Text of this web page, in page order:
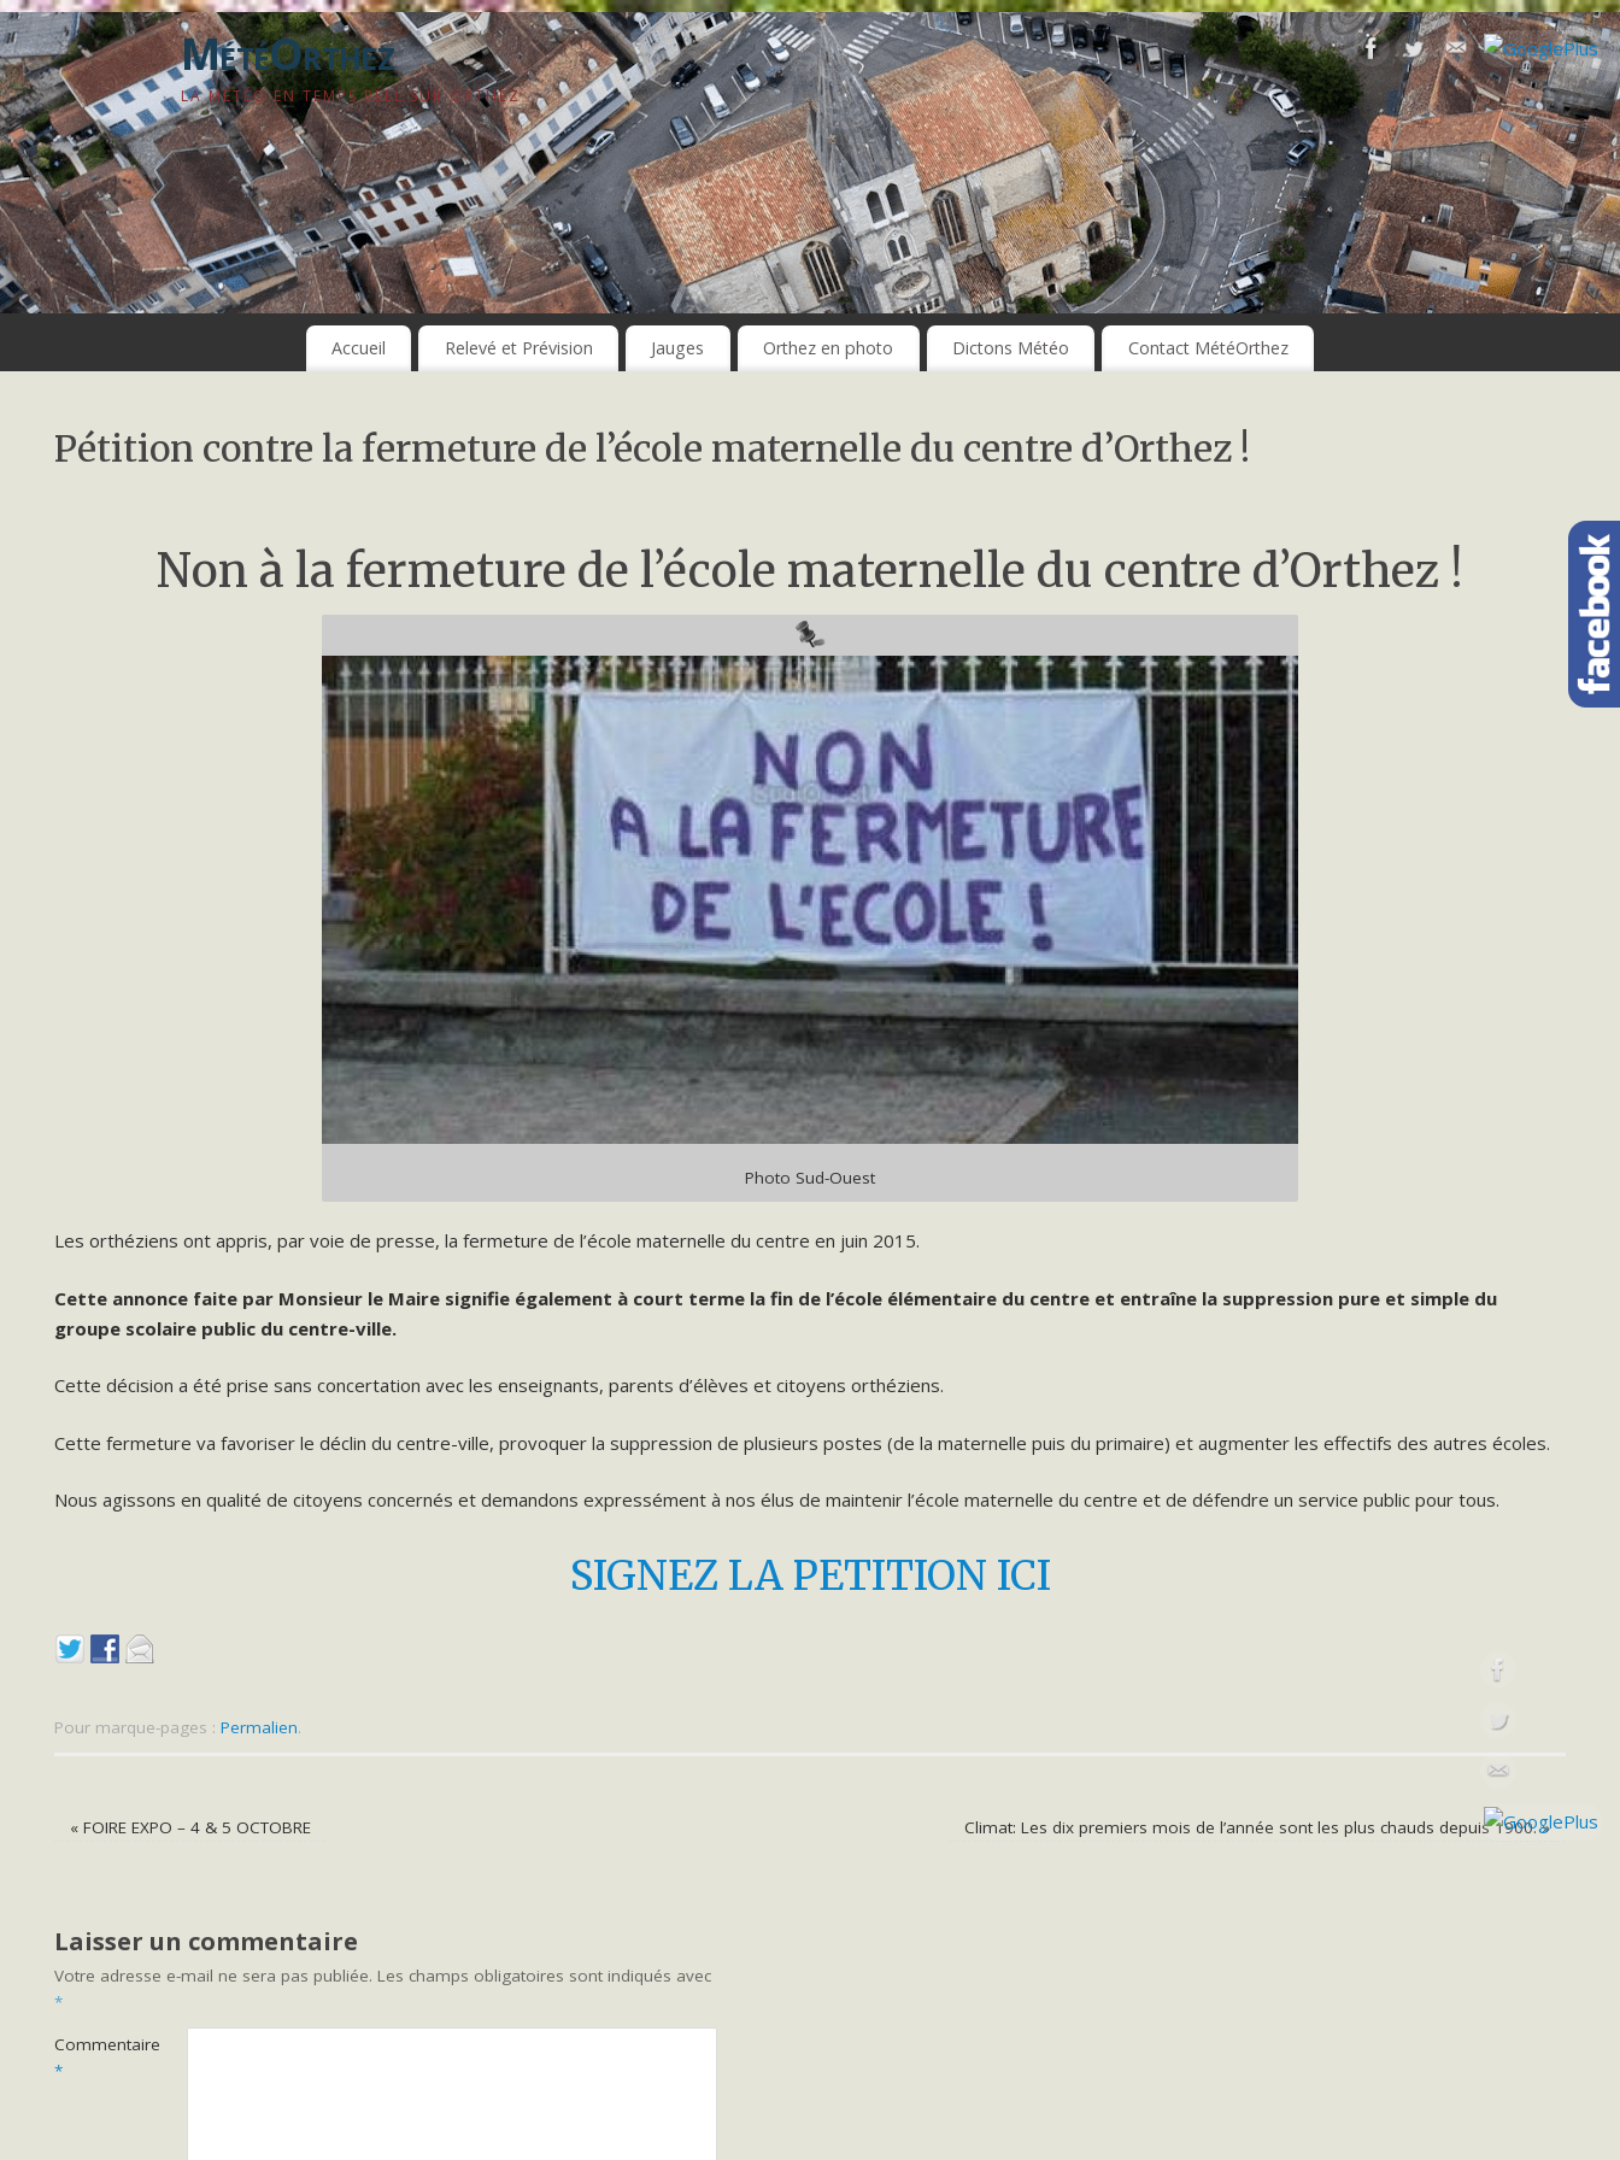
MétéOrthez
LA MÉTÉO EN TEMPS RÉEL SUR ORTHEZ
Accueil Relevé et Prévision Jauges Orthez en photo Dictons Météo Contact MétéOrthez
Pétition contre la fermeture de l’école maternelle du centre d’Orthez !
Non à la fermeture de l’école maternelle du centre d’Orthez !
Photo Sud-Ouest
Les orthéziens ont appris, par voie de presse, la fermeture de l’école maternelle du centre en juin 2015.
Cette annonce faite par Monsieur le Maire signifie également à court terme la fin de l’école élémentaire du centre et entraîne la suppression pure et simple du
groupe scolaire public du centre-ville.
Cette décision a été prise sans concertation avec les enseignants, parents d’élèves et citoyens orthéziens.
Cette fermeture va favoriser le déclin du centre-ville, provoquer la suppression de plusieurs postes (de la maternelle puis du primaire) et augmenter les effectifs des autres écoles.
Nous agissons en qualité de citoyens concernés et demandons expressément à nos élus de maintenir l’école maternelle du centre et de défendre un service public pour tous.
SIGNEZ LA PETITION ICI
Pour marque-pages : Permalien.
«FOIRE EXPO – 4 & 5 OCTOBRE Climat: Les dix premiers mois de l’année sont les plus chauds depuis 1900.»
Laisser un commentaire
Votre adresse e-mail ne sera pas publiée. Les champs obligatoires sont indiqués avec
*
Commentaire
*